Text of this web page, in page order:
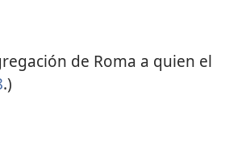
de Roma a quien el
.)